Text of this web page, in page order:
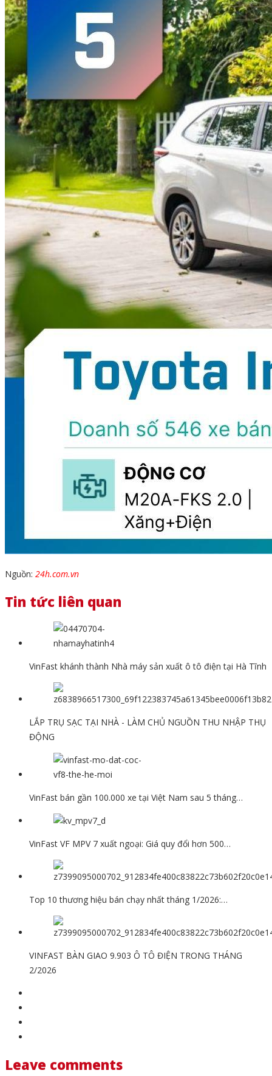
Nguồn: 24h.com.vn
Tin tức liên quan
VinFast khánh thành Nhà máy sản xuất ô tô điện tại Hà Tĩnh
LẮP TRỤ SẠC TẠI NHÀ - LÀM CHỦ NGUỒN THU NHẬP THỤ
ĐỘNG
VinFast bán gần 100.000 xe tại Việt Nam sau 5 tháng…
VinFast VF MPV 7 xuất ngoại: Giá quy đổi hơn 500…
Top 10 thương hiệu bán chạy nhất tháng 1/2026:…
VINFAST BÀN GIAO 9.903 Ô TÔ ĐIỆN TRONG THÁNG
2/2026
Leave comments